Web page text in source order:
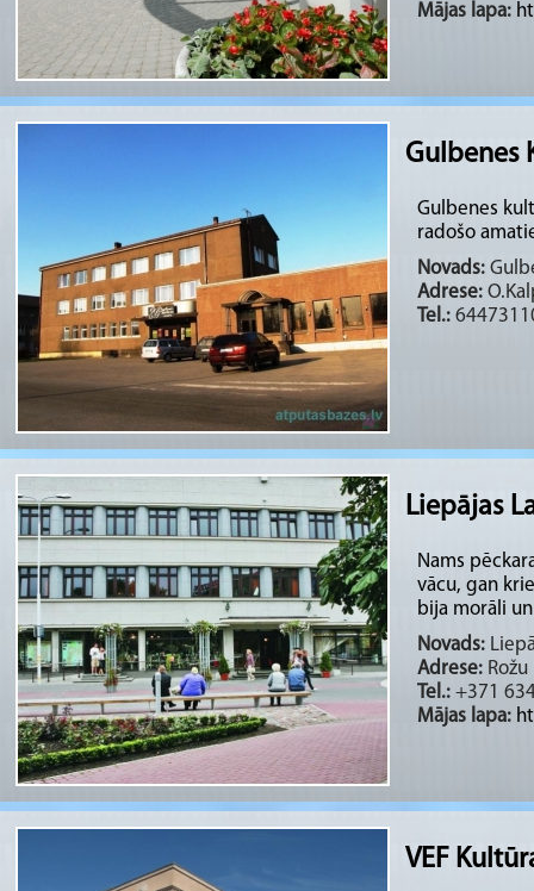
Mājas lapa:
Gulbenes
Gulbenes
radošo
Novads:
Adrese:
Tel.:
Liepājas
Nams
vācu, gan
bija morāli
Novads:
Adrese:
Tel.: +371
Mājas lapa:
VEF